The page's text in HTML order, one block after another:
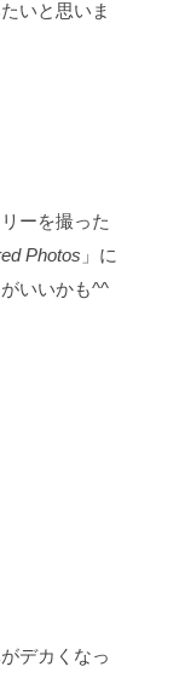
いと思いま
ーを撮った
Photos 」に
いいかも^^
デカくなっ